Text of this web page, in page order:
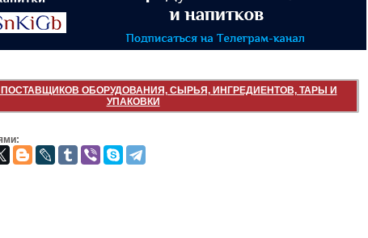
ОБОРУДОВАНИЯ, СЫРЬЯ, ИНГРЕДИЕНТОВ, ТАРЫ И
УПАКОВКИ